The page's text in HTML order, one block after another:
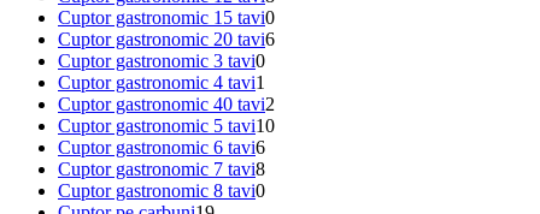
Cuptor gastronomic 15 tavi0
Cuptor gastronomic 20 tavi6
Cuptor gastronomic 3 tavi0
Cuptor gastronomic 4 tavi1
Cuptor gastronomic 40 tavi2
Cuptor gastronomic 5 tavi10
Cuptor gastronomic 6 tavi6
Cuptor gastronomic 7 tavi8
Cuptor gastronomic 8 tavi0